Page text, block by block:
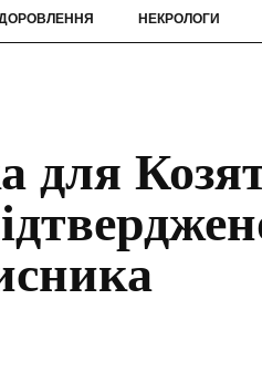
НЕКРОЛОГИ
для